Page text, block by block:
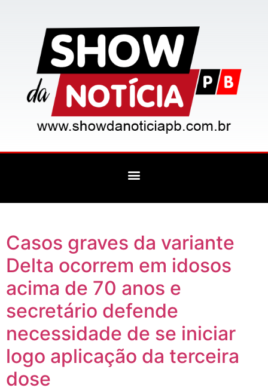
Casos graves da variante
Delta ocorrem em idosos
acima de 70 anos e
secretário defende
necessidade de se iniciar
logo aplicação da terceira
dose